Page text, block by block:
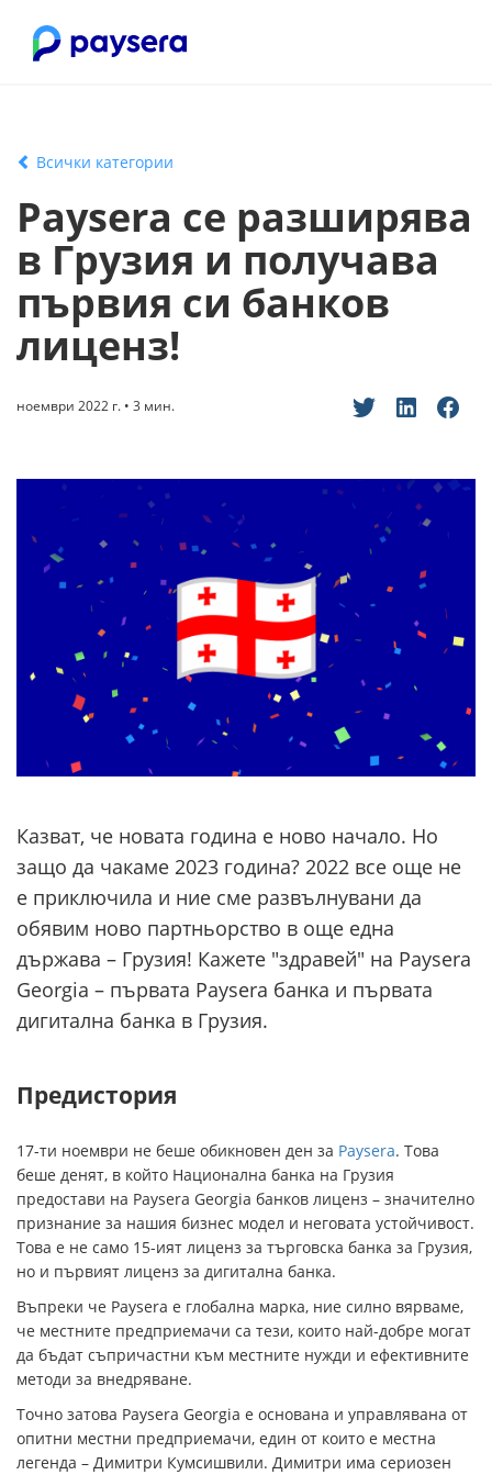
Всички категории
Paysera се разширява
в Грузия и получава
първия си банков
лиценз!
ноември 2022 г. • 3 мин.
Казват, че новата година е ново начало. Но
защо да чакаме 2023 година? 2022 все още не
е приключила и ние сме развълнувани да
обявим ново партньорство в още една
държава – Грузия! Кажете "здравей" на Paysera
Georgia – първата Paysera банка и първата
дигитална банка в Грузия.
Предистория
17-ти ноември не беше обикновен ден за Paysera. Това
беше денят, в който Национална банка на Грузия
предостави на Paysera Georgia банков лиценз – значително
признание за нашия бизнес модел и неговата устойчивост.
Това е не само 15-ият лиценз за търговска банка за Грузия,
но и първият лиценз за дигитална банка.
Въпреки че Paysera е глобална марка, ние силно вярваме,
че местните предприемачи са тези, които най-добре могат
да бъдат съпричастни към местните нужди и ефективните
методи за внедряване.
Точно затова Paysera Georgia е основана и управлявана от
опитни местни предприемачи, един от които е местна
легенда – Димитри Кумсишвили. Димитри има сериозен